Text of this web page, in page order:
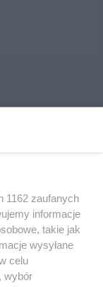
Informacyjny Miasta
HOSTING
1162 zaufanych
informacje
takie jak
wysyłane
celu
wybór